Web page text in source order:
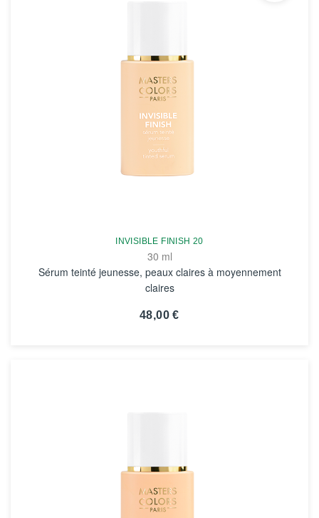
INVISIBLE FINISH 20
30 ml
Sérum teinté jeunesse, peaux claires à moyennement
claires
48,00 €